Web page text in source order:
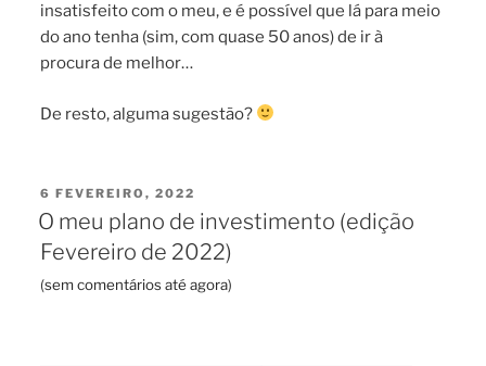
insatisfeito com o meu, e é possível que lá para meio
do ano tenha (sim, com quase 50 anos) de ir à
procura de melhor…
De resto, alguma sugestão?
PUBLICADO
EM
6 FEVEREIRO, 2022
O meu plano de investimento (edição
Fevereiro de 2022)
(sem comentários até agora)